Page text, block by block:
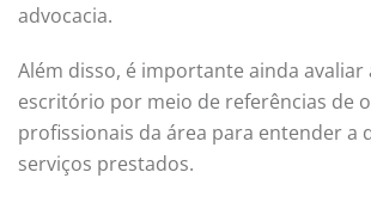
advocacia.
Além disso, é importante ainda
escritório por meio de referências de
profissionais da área para entender a
serviços prestados.